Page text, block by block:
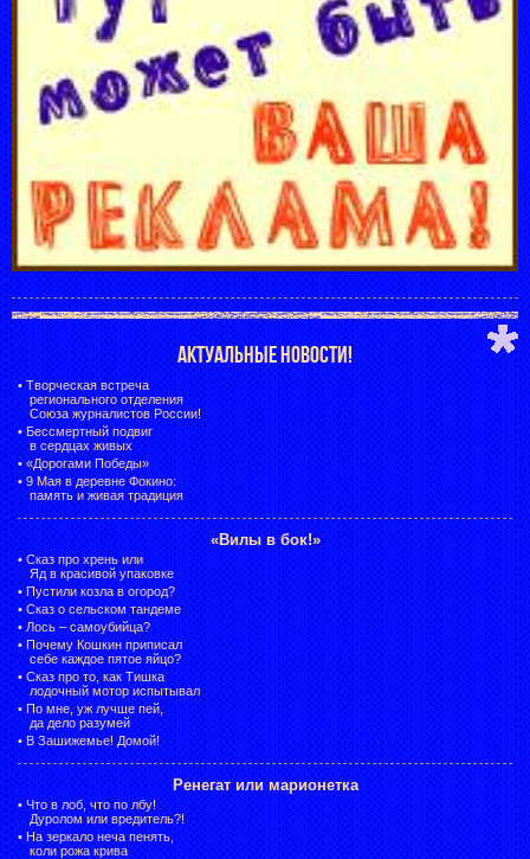
АКТУАЛЬНЫЕ НОВОСТИ!
• Творческая встреча
регионального отделения
Союза журналистов России!
• Бессмертный подвиг
в сердцах живых
• «Дорогами Победы»
• 9 Мая в деревне Фокино:
память и живая традиция
«Вилы в бок!»
• Сказ про хрень или
Яд в красивой упаковке
• Пустили козла в огород?
• Сказ о сельском тандеме
• Лось – самоубийца?
• Почему Кошкин приписал
себе каждое пятое яйцо?
• Сказ про то, как Тишка
лодочный мотор испытывал
• По мне, уж лучше пей,
да дело разумей
• В Зашижемье! Домой!
Ренегат или марионетка
• Что в лоб, что по лбу!
Дуролом или вредитель?!
• На зеркало неча пенять,
коли рожа крива